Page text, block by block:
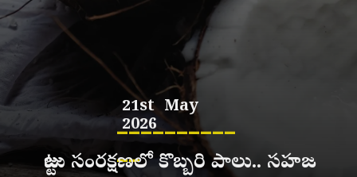
21st May
2026
__________
__
జుట్టు సంరక్షణలో కొబ్బరి పాలు.. సహజ